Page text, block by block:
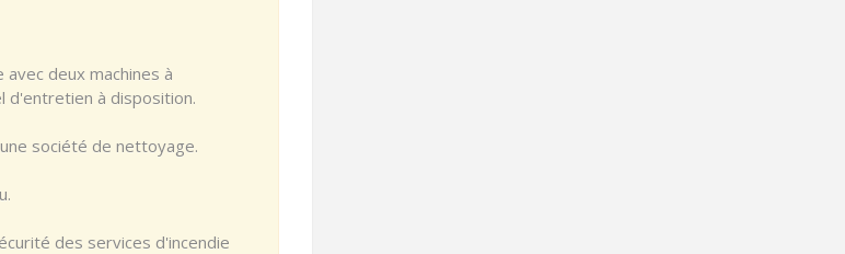
deux machines à
d'entretien à disposition.
société de nettoyage.
des services d'incendie